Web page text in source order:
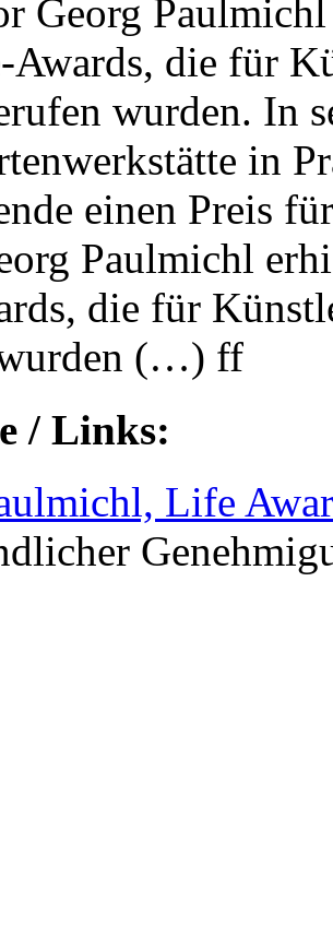
Georg
die für
wurden. In
in
einen Preis
Paulmichl
die für
(…) ff
/ Links:
Life